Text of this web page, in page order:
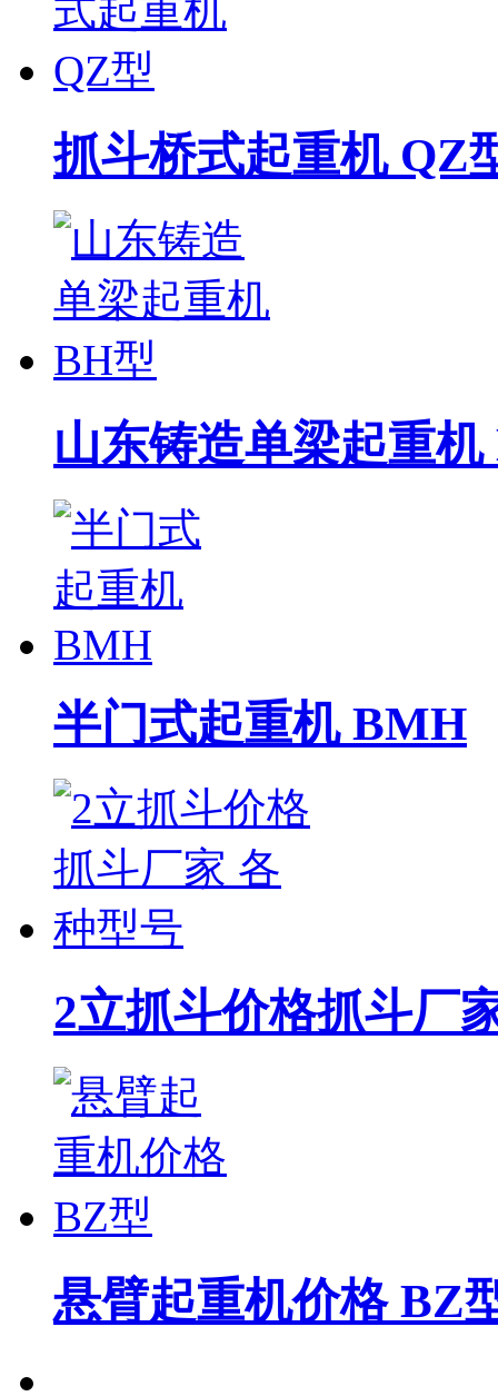
抓斗桥式起重机 QZ
山东铸造单梁起重机
半门式起重机 BMH
2立抓斗价格抓斗厂
悬臂起重机价格 BZ